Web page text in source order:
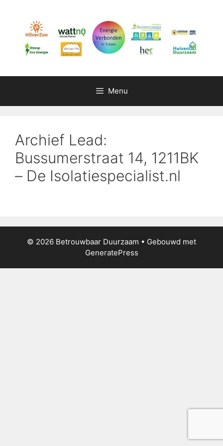
inhoud
Menu
Archief Lead:
Bussumerstraat 14, 1211BK
– De Isolatiespecialist.nl
© 2026 Betrouwbaar Duurzaam • Gebouwd met
GeneratePress